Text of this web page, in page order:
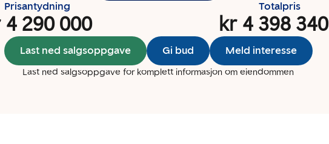
Prisantydning
4 290 000
Totalpris
kr 4 398 340
Last ned salgsoppgave Gi bud Meld interesse
Last ned salgsoppgave for komplett informasjon om eiendommen